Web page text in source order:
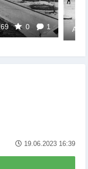
0 1
19.06.2023 16:39